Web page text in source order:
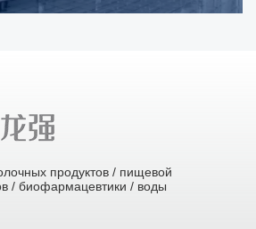
продуктов / пищевой
/ биофармацевтики / воды